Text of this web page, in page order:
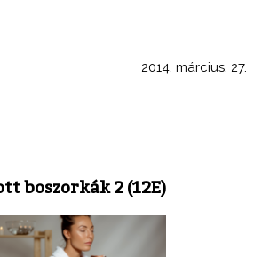
2014. március. 27.
boszorkák 2 (12E)